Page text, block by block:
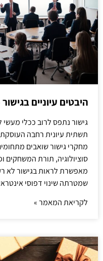
היבטים עיוניים
גישור נתפס לרוב ככלי
תשתית עיונית רחבה
מחקרי גישור שואבים
סוציולוגיה, תורת המשחקים
מאפשרת לראות בגישור לא
שמטרתה שינוי דפוסי
לקריאת המאמר »